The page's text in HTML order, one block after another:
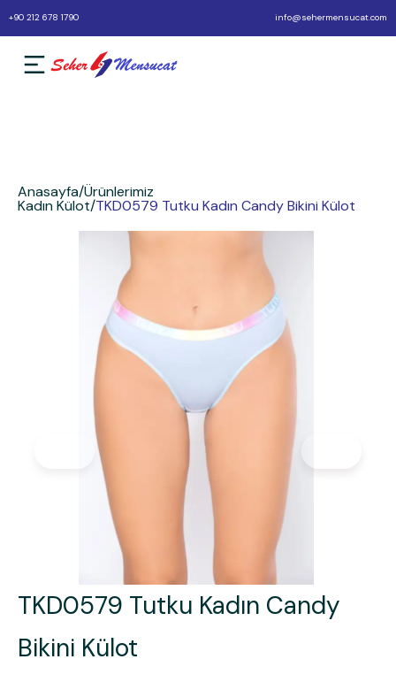
+90 212 678 1790 info@sehermensucat.com
Anasayfa/Ürünlerimiz
Kadın Külot/TKD0579 Tutku Kadın Candy Bikini Külot
TKD0579 Tutku Kadın Candy
Bikini Külot